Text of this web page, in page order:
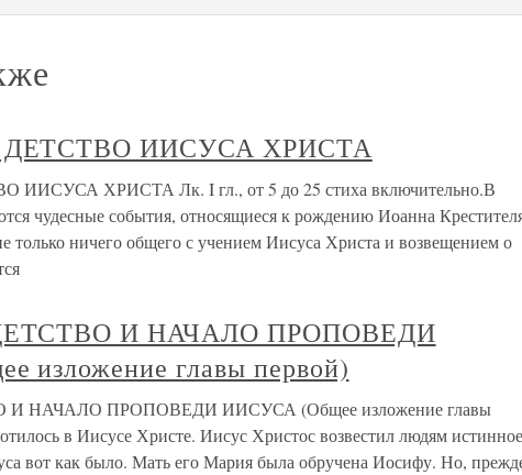
ИИСУСА ХРИСТА
ХРИСТА Лк. I гл., от 5 до 25 стиха включительно.В
чудесные события, относящиеся к рождению Иоанна
только ничего общего с учением Иисуса Христа и возвещением о
И НАЧАЛО ПРОПОВЕДИ
изложение главы первой)
НАЧАЛО ПРОПОВЕДИ ИИСУСА (Общее изложение главы
в Иисусе Христе. Иисус Христос возвестил людям истинное
вот как было. Мать его Мария была обручена Иосифу. Но,